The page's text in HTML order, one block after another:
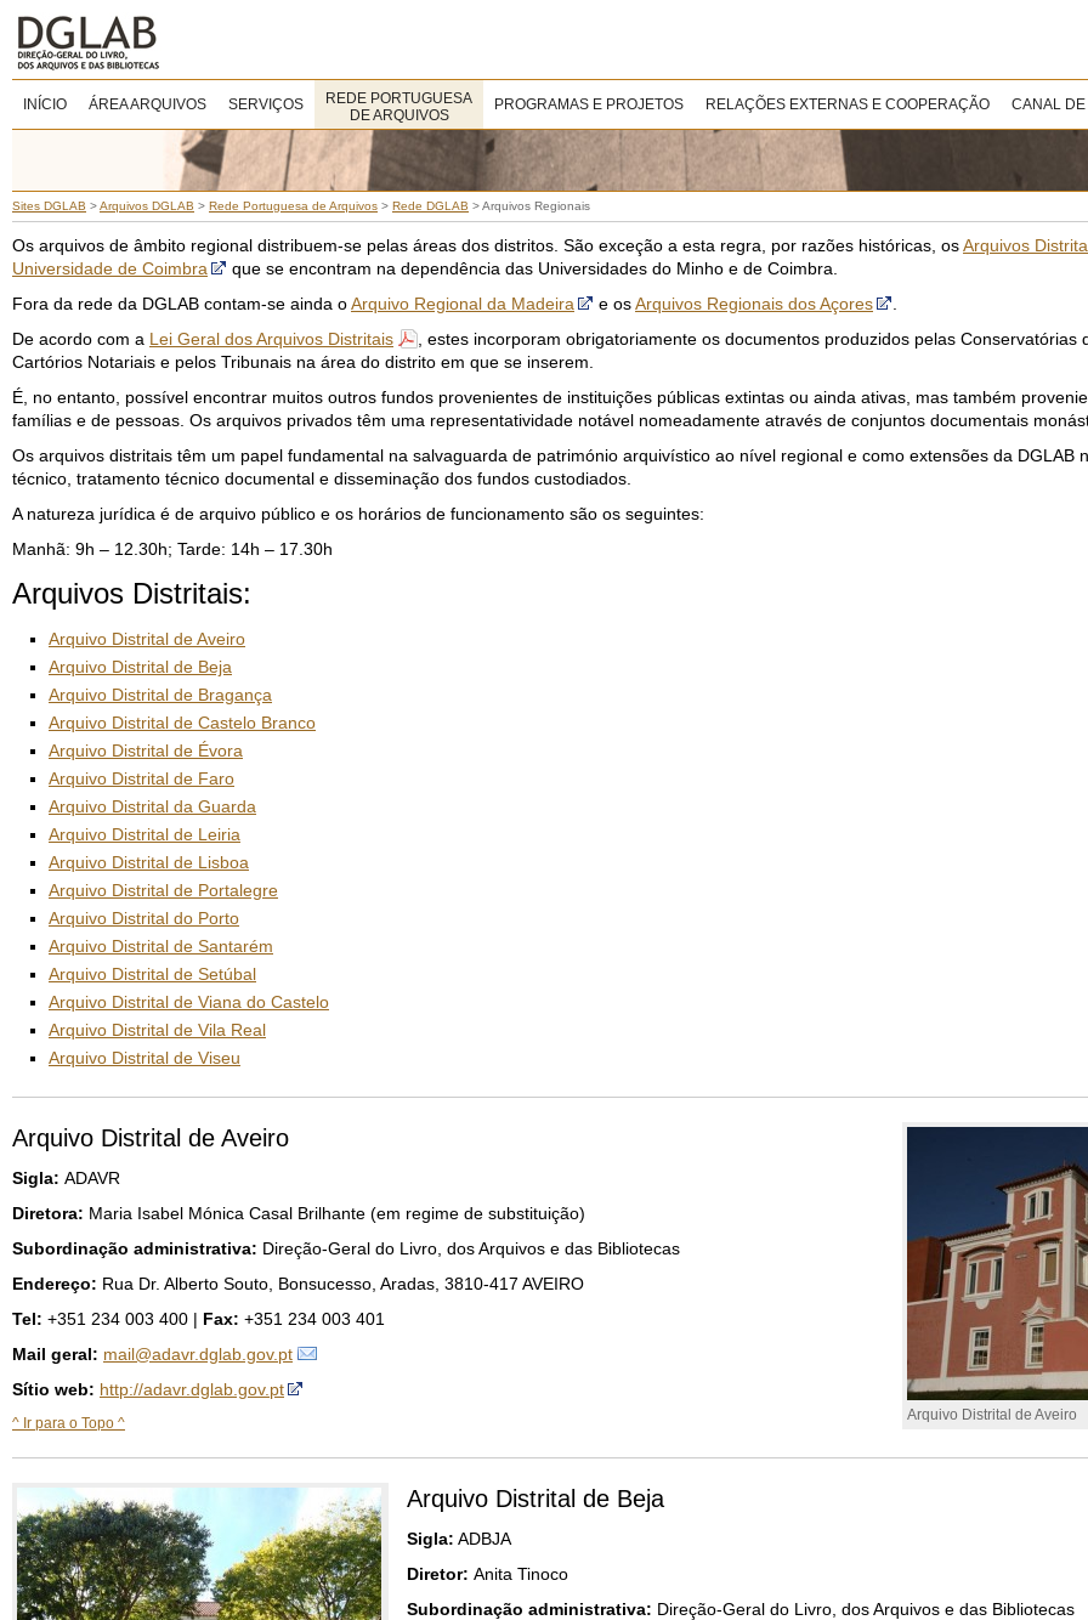
INÍCIO ÁREA ARQUIVOS SERVIÇOS
REDE PORTUGUESA
DE ARQUIVOS
PROGRAMAS E PROJETOS RELAÇÕES EXTERNAS E COOPERAÇÃO CANAL
Sites DGLAB >Arquivos DGLAB > Rede Portuguesa de Arquivos > Rede DGLAB >Arquivos Regionais
Os arquivos de âmbito regional distribuem-se pelas áreas dos distritos. São exceção a esta regra, por razões históricas, osArquivos
Universidade de Coimbra
que se encontram na dependência das Universidades do Minho e de Coimbra.
Fora da rede da DGLAB contam-se ainda oArquivo Regional da Madeira e osArquivos Regionais dos Açores
De acordo com a Lei Geral dos Arquivos Distritais
, estes incorporam obrigatoriamente os documentos produzidos pelas Conservatórias
Cartórios Notariais e pelos Tribunais na área do distrito em que se inserem.
É, no entanto, possível encontrar muitos outros fundos provenientes de instituições públicas extintas ou ainda ativas, mas também
famílias e de pessoas. Os arquivos privados têm uma representatividade notável nomeadamente através de conjuntos documentais
Os arquivos distritais têm um papel fundamental na salvaguarda de património arquivístico ao nível regional e como extensões da DGLAB
técnico, tratamento técnico documental e disseminação dos fundos custodiados.
A natureza jurídica é de arquivo público e os horários de funcionamento são os seguintes:
Manhã: 9h – 12.30h; Tarde: 14h – 17.30h
Arquivos Distritais:
Arquivo Distrital de Aveiro
Arquivo Distrital de Beja
Arquivo Distrital de Bragança
Arquivo Distrital de Castelo Branco
Arquivo Distrital de Évora
Arquivo Distrital de Faro
Arquivo Distrital da Guarda
Arquivo Distrital de Leiria
Arquivo Distrital de Lisboa
Arquivo Distrital de Portalegre
Arquivo Distrital do Porto
Arquivo Distrital de Santarém
Arquivo Distrital de Setúbal
Arquivo Distrital de Viana do Castelo
Arquivo Distrital de Vila Real
Arquivo Distrital de Viseu
Arquivo Distrital de Aveiro
Arquivo Distrital de Aveiro
Sigla: ADAVR
Diretora: Maria Isabel Mónica Casal Brilhante (em regime de substituição)
Subordinação administrativa: Direção-Geral do Livro, dos Arquivos e das Bibliotecas
Endereço: Rua Dr. Alberto Souto, Bonsucesso, Aradas, 3810-417 AVEIRO
Tel: +351 234 003 400 | Fax: +351 234 003 401
Mail geral: mail@adavr.dglab.gov.pt
Sítio web: http://adavr.dglab.gov.pt
^ Ir para o Topo ^
Arquivo Distrital de Beja
Sigla: ADBJA
Diretor: Anita Tinoco
Subordinação administrativa: Direção-Geral do Livro, dos Arquivos e das Bibliotecas